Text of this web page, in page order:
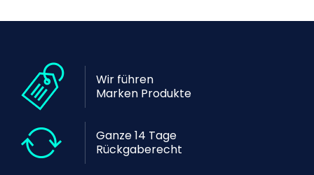
Wir führen
Marken Produkte
Ganze 14 Tage
Rückgaberecht